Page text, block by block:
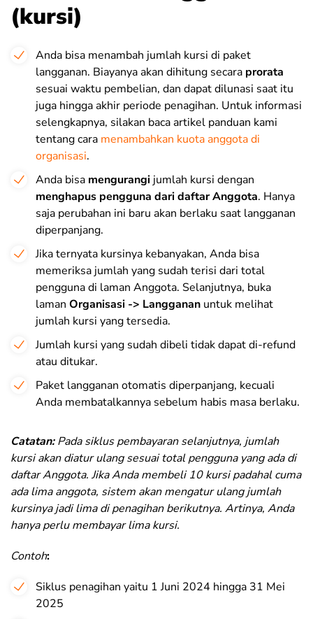
(kursi)
Anda bisa menambah jumlah kursi di paket
langganan. Biayanya akan dihitung secara prorata
sesuai waktu pembelian, dan dapat dilunasi saat itu
juga hingga akhir periode penagihan. Untuk informasi
selengkapnya, silakan baca artikel panduan kami
tentang cara menambahkan kuota anggota di
organisasi.
Anda bisa mengurangi jumlah kursi dengan
menghapus pengguna dari daftar Anggota. Hanya
saja perubahan ini baru akan berlaku saat langganan
diperpanjang.
Jika ternyata kursinya kebanyakan, Anda bisa
memeriksa jumlah yang sudah terisi dari total
pengguna di laman Anggota. Selanjutnya, buka
laman Organisasi -> Langganan untuk melihat
jumlah kursi yang tersedia.
Jumlah kursi yang sudah dibeli tidak dapat di-refund
atau ditukar.
Paket langganan otomatis diperpanjang, kecuali
Anda membatalkannya sebelum habis masa berlaku.
Catatan:Pada siklus pembayaran selanjutnya, jumlah
kursi akan diatur ulang sesuai total pengguna yang ada di
daftar Anggota. Jika Anda membeli 10 kursi padahal cuma
ada lima anggota, sistem akan mengatur ulang jumlah
kursinya jadi lima di penagihan berikutnya. Artinya, Anda
hanya perlu membayar lima kursi.
Contoh:
Siklus penagihan yaitu 1 Juni 2024 hingga 31 Mei
2025